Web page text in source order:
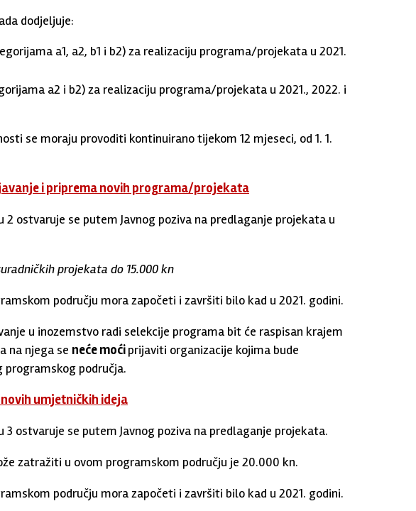
dodjeljuje:
a1, a2, b1 i b2) za realizaciju programa/projekata u 2021.
a2 i b2) za realizaciju programa/projekata u 2021., 2022. i
se moraju provoditi kontinuirano tijekom 12 mjeseci, od 1. 1.
i priprema novih programa/projekata
2 ostvaruje se putem Javnog poziva na predlaganje projekata u
projekata do 15.000 kn
području mora započeti i završiti bilo kad u 2021. godini.
u inozemstvo radi selekcije programa bit će raspisan krajem
na njega se neće moćiprijaviti organizacije kojima bude
programskog područja.
umjetničkih ideja
3 ostvaruje se putem Javnog poziva na predlaganje projekata.
zatražiti u ovom programskom području je 20.000 kn.
području mora započeti i završiti bilo kad u 2021. godini.